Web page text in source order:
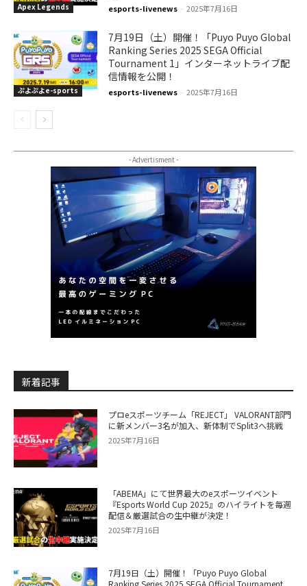
Apex Legends esports-livenews - 2025年7月16日
ぷよぷよe-sports
7月19日（土）開催！「Puyo Puyo Global
Ranking Series 2025 SEGA Official
Tournament 1」インターネットライブ配
信情報を公開！
esports-livenews - 2025年7月16日
- Advertisment -
新着記事
プロeスポーツチーム「REJECT」 VALORANT部門
に新メンバー3名が加入、新体制でSplit3へ挑戦
2025年7月16日
「ABEMA」にて世界最大のeスポーツイベント
『Esports World Cup 2025』のハイライトを毎週
配信＆厳選試合の生中継が決定！
2025年7月16日
7月19日（土）開催！「Puyo Puyo Global
Ranking Series 2025 SEGA Official Tournament